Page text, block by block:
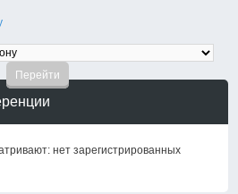
нет зарегистрированных